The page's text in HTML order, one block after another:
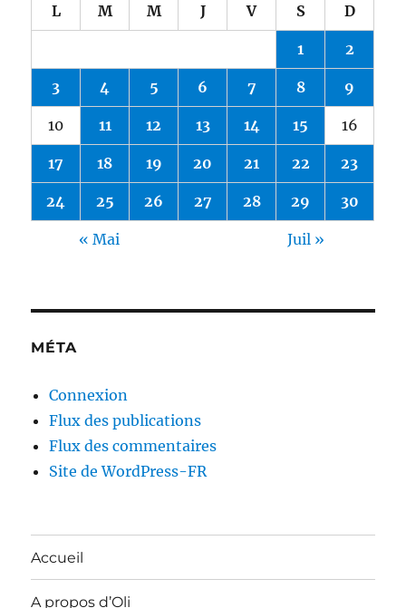
L M M J V S D
1 2
3 4 5 6 7 8 9
10 11 12 13 14 15 16
17 18 19 20 21 22 23
24 25 26 27 28 29 30
« Mai Juil »
MÉTA
Connexion
Flux des publications
Flux des commentaires
Site de WordPress-FR
Accueil
A propos d’Oli